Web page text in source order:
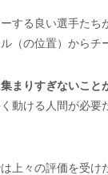
する良い選手たち
（の位置）からチ
まりすぎないこと
動ける人間が必要
上々の評価を受け